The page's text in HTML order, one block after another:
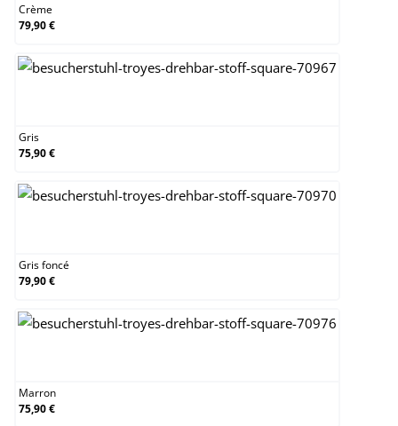
Crème
79,90 €
Gris
75,90 €
Gris foncé
79,90 €
Marron
75,90 €